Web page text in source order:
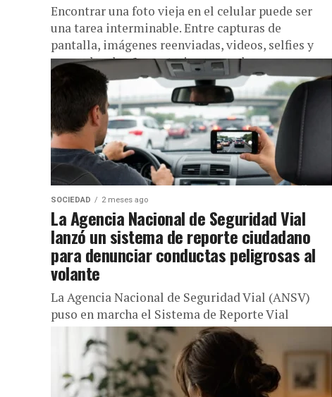
Encontrar una foto vieja en el celular puede ser
una tarea interminable. Entre capturas de
pantalla, imágenes reenviadas, videos, selfies y
recuerdos de años anteriores, muchas...
SOCIEDAD 2 meses ago
La Agencia Nacional de Seguridad Vial
lanzó un sistema de reporte ciudadano
para denunciar conductas peligrosas al
volante
La Agencia Nacional de Seguridad Vial (ANSV)
puso en marcha el Sistema de Reporte Vial
Ciudadano, una herramienta digital que permite a
cualquier persona denunciar conductas...